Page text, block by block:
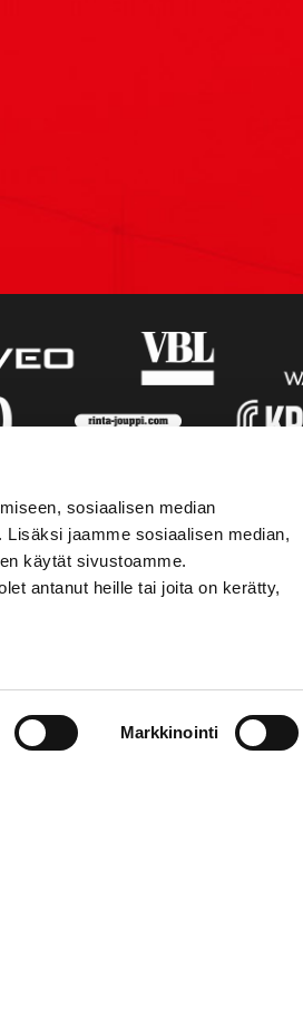
sosiaalisen median
jaamme sosiaalisen median,
käytät sivustoamme.
antanut heille tai joita on kerätty,
Markkinointi
MEDIA